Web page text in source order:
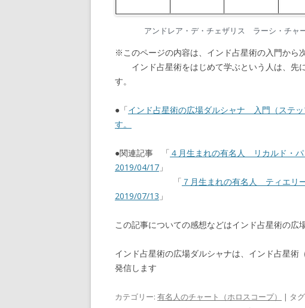
アンドレア・デ・チェザリス ラーシ・チ
※このページの内容は、インド占星術の入門から
インド占星術をはじめて学ぶという人は、先
す。
●「インド占星術の広場ダルシャナ 入門（ステ
す。
●関連記事 「 ４月生まれの有名人 リカルド・
2019/04/17 」
「 ７月生まれの有名人 ティエ
2019/07/13 」
この記事についての感想などはインド占星術の
インド占星術の広場ダルシャナは、インド占星
発信します
カテゴリー: 有名人のチャート（ホロスコープ） | タ